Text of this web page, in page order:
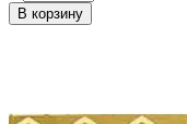
В корзину